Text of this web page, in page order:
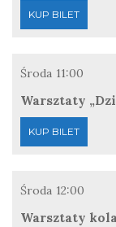
KUP BILET
Warsztaty
Środa 11:00
KUP BILET
Warsztaty
Środa 12:00